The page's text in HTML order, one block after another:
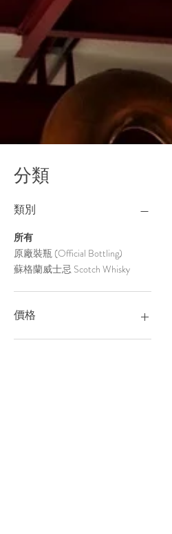
分類
類別
所有
原廠裝瓶 (Official Bottling)
蘇格蘭威士忌 Scotch Whisky
價格